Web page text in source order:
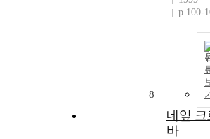
p.100-
8
네잎 크
바